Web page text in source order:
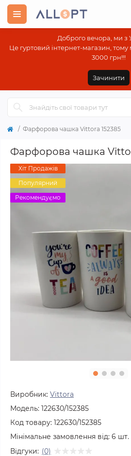
Доброго вечора, ми з
Це гуртовий інтернет-магазин,
3000 грн!!!
Зачинити
Фарфорова чашка Vittora 152385
Фарфорова чашка
Хіт Продажів
Популярний
Рекомендуємо
Виробник: Vittora
Модель: 122630/152385
Код товару: 122630/152385
Мінімальне замовлення від: 6 шт.
Відгуки: (0)